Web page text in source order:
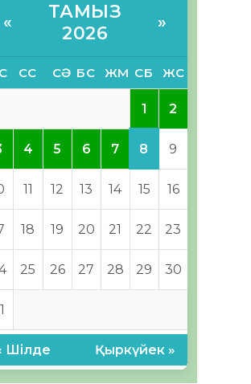
«
ТАМЫЗ
2026
»
СС СӘ БС ЖМ СБ ЖС
1 2
4 5 6 7 8 9
11 12 13 14 15 16
18 19 20 21 22 23
25 26 27 28 29 30
Шілде Қыркүйек »